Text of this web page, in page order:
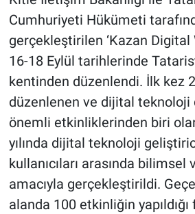
Cumhuriyeti Hükümeti
gerçekleştirilen ‘Kazan Digital
16-18 Eylül tarihlerinde
kentinden düzenlendi. İlk kez
düzenlenen ve dijital teknoloji
önemli etkinliklerinden biri
yılında dijital teknoloji
kullanıcıları arasında
amacıyla gerçekleştirildi.
alanda 100 etkinliğin
İlan
Kimdir
Koronavirüs
Ne demişti
Nedir